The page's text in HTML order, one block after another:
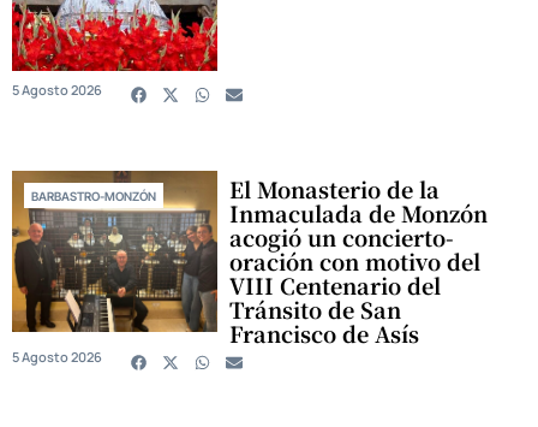
5 Agosto 2026
BARBASTRO-MONZÓN El Monasterio de la
Inmaculada de Monzón
acogió un concierto-
oración con motivo del
VIII Centenario del
Tránsito de San
Francisco de Asís
5 Agosto 2026